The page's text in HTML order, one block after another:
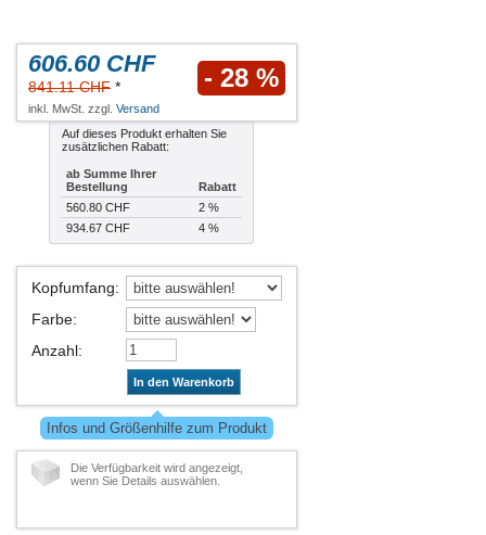
606.60 CHF
841.11 CHF * - 28 %
inkl. MwSt. zzgl. Versand
Auf dieses Produkt erhalten Sie
zusätzlichen Rabatt:
ab Summe Ihrer
Bestellung
Rabatt
560.80 CHF
2 %
934.67 CHF
4 %
Kopfumfang:
Farbe:
Anzahl:
In den Warenkorb
Infos und Größenhilfe zum Produkt
Die Verfügbarkeit wird angezeigt,
wenn Sie Details auswählen.